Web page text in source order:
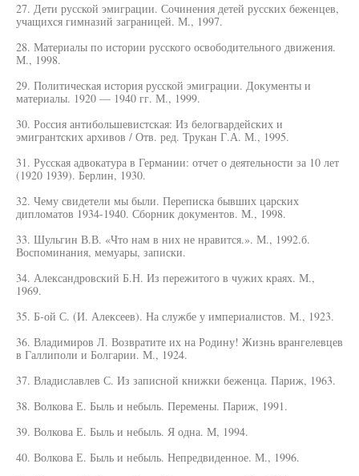
27. Дети русской эмиграции. Сочинения детей русских беженцев,
учащихся гимназий заграницей. М., 1997.
28. Материалы по истории русского освободительного движения.
М., 1998.
29. Политическая история русской эмиграции. Документы и
материалы. 1920 — 1940 гг. М., 1999.
30. Россия антибольшевистская: Из белогвардейских и
эмигрантских архивов / Отв. ред. Трукан Г.А. М., 1995.
31. Русская адвокатура в Германии: отчет о деятельности за 10 лет
(1920 1939). Берлин, 1930.
32. Чему свидетели мы были. Переписка бывших царских
дипломатов 1934-1940. Сборник документов. М., 1998.
33. Шульгин В.В. «Что нам в них не нравится.». М., 1992.б.
Воспоминания, мемуары, записки.
34. Александровский Б.Н. Из пережитого в чужих краях. М.,
1969.
35. Б-ой С. (И. Алексеев). На службе у империалистов. М., 1923.
36. Владимиров Л. Возвратите их на Родину! Жизнь врангелевцев
в Галлиполи и Болгарии. М., 1924.
37. Владиславлев С. Из записной книжки беженца. Париж, 1963.
38. Волкова Е. Быль и небыль. Перемены. Париж, 1991.
39. Волкова Е. Быль и небыль. Я одна. М, 1994.
40. Волкова Е. Быль и небыль. Непредвиденное. М., 1996.